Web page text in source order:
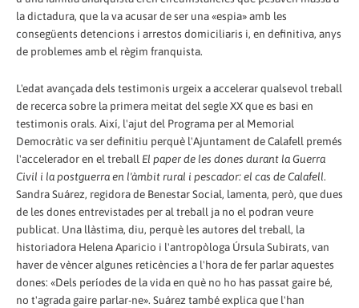
la dictadura, que la va acusar de ser una «espia» amb les
consegüents detencions i arrestos domiciliaris i, en definitiva, anys
de problemes amb el règim franquista.
L'edat avançada dels testimonis urgeix a accelerar qualsevol treball
de recerca sobre la primera meitat del segle XX que es basi en
testimonis orals. Així, l'ajut del Programa per al Memorial
Democràtic va ser definitiu perquè l'Ajuntament de Calafell premés
l'accelerador en el treball El paper de les dones durant la Guerra
Civil i la postguerra en l'àmbit rural i pescador: el cas de Calafell.
Sandra Suárez, regidora de Benestar Social, lamenta, però, que dues
de les dones entrevistades per al treball ja no el podran veure
publicat. Una llàstima, diu, perquè les autores del treball, la
historiadora Helena Aparicio i l'antropòloga Úrsula Subirats, van
haver de vèncer algunes reticències a l'hora de fer parlar aquestes
dones: «Dels períodes de la vida en què no ho has passat gaire bé,
no t'agrada gaire parlar-ne». Suárez també explica que l'han